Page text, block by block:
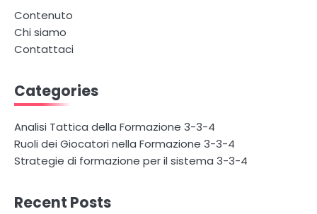
Contenuto
Chi siamo
Contattaci
Categories
Analisi Tattica della Formazione 3-3-4
Ruoli dei Giocatori nella Formazione 3-3-4
Strategie di formazione per il sistema 3-3-4
Recent Posts